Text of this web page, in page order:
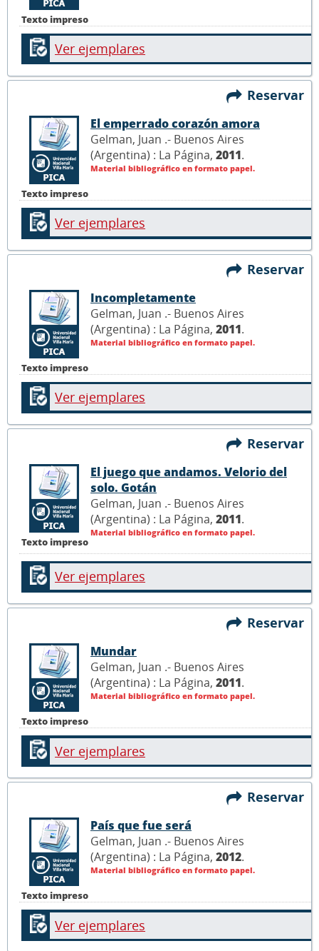
Texto impreso
Ver ejemplares
Reservar
Texto impreso
El emperrado corazón amora
Gelman, Juan .- Buenos Aires
(Argentina) : La Página, 2011.
Material bibliográfico en formato papel.
Ver ejemplares
Reservar
Texto impreso
Incompletamente
Gelman, Juan .- Buenos Aires
(Argentina) : La Página, 2011.
Material bibliográfico en formato papel.
Ver ejemplares
Reservar
Texto impreso
El juego que andamos. Velorio del
solo. Gotán
Gelman, Juan .- Buenos Aires
(Argentina) : La Página, 2011.
Material bibliográfico en formato papel.
Ver ejemplares
Reservar
Texto impreso
Mundar
Gelman, Juan .- Buenos Aires
(Argentina) : La Página, 2011.
Material bibliográfico en formato papel.
Ver ejemplares
Reservar
Texto impreso
País que fue será
Gelman, Juan .- Buenos Aires
(Argentina) : La Página, 2012.
Material bibliográfico en formato papel.
Ver ejemplares